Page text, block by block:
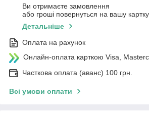
Ви отримаєте замовлення
або гроші повернуться на вашу картку
Детальніше
Оплата на рахунок
Онлайн-оплата карткою Visa,
Часткова оплата (аванс) 100 грн.
Всі умови оплати